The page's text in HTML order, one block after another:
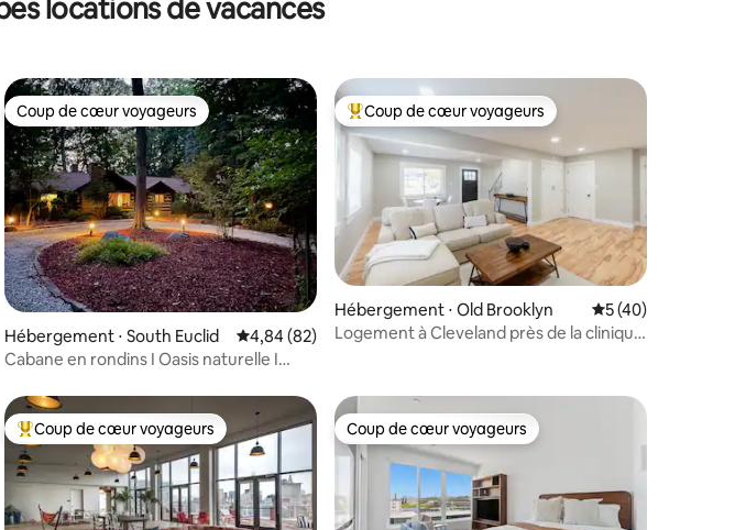
locations de vacances
sur 5
moyenne sur la base de 8 commentaires : 5 sur 5
Coup de cœur voyageurs
Coup de cœur voyageurs
Hébergement ⋅ South Euclid Évaluation moyenne sur la base de 82 commentaires : 4,84 sur 5
4,84 (82)
Cabane en rondins I Oasis naturelle I
Coups de cœur voyageurs les plus appréciés
Coup de cœur voyageurs
Hébergement ⋅ Old Brooklyn Évaluation
5 (40)
Logement à Cleveland près de la clinique
Coups de cœur voyageurs les plus appréciés
Coup de cœur voyageurs Coup de cœur voyageurs
Coup de cœur voyageurs